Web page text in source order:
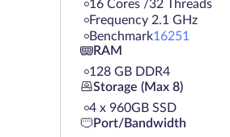
16 Cores /32 Threads
Frequency 2.1 GHz
Benchmark16251
RAM
128 GB DDR4
Storage (Max 8)
4 х 960GB SSD
Port/Bandwidth